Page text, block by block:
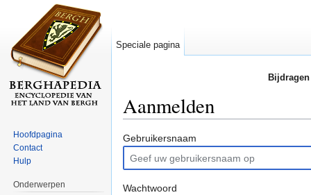
Aanmelden
Gebruikersnaam
Wachtwoord
Speciale pagina
Hoofdpagina
Contact
Hulp
Onderwerpen